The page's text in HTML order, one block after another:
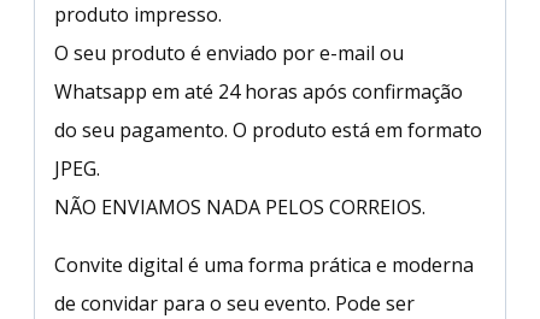
produto impresso.
O seu produto é enviado por e-mail ou
Whatsapp em até 24 horas após confirmação
do seu pagamento. O produto está em formato
JPEG.
NÃO ENVIAMOS NADA PELOS CORREIOS.
Convite digital é uma forma prática e moderna
de convidar para o seu evento. Pode ser